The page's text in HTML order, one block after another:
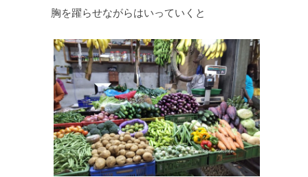
胸を躍らせながらはいっていくと